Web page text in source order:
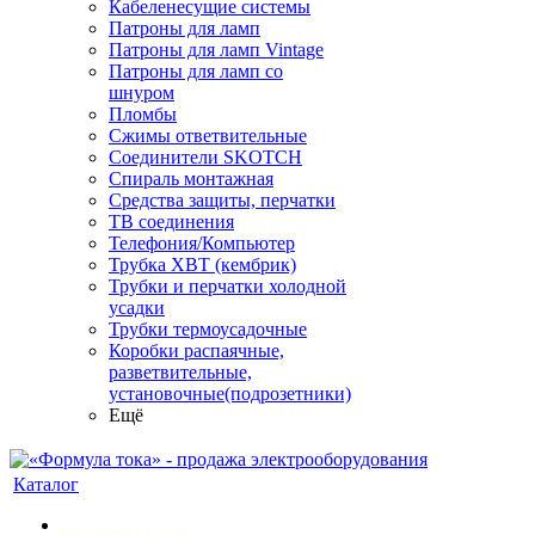
Кабеленесущие системы
Патроны для ламп
Патроны для ламп Vintage
Патроны для ламп со
шнуром
Пломбы
Сжимы ответвительные
Соединители SKOTCH
Спираль монтажная
Средства защиты, перчатки
ТВ соединения
Телефония/Компьютер
Трубка ХВТ (кембрик)
Трубки и перчатки холодной
усадки
Трубки термоусадочные
Коробки распаячные,
разветвительные,
установочные(подрозетники)
Ещё
Каталог